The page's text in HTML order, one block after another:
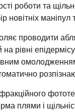
роботи та
новітніх
проводити
рівні
плями і